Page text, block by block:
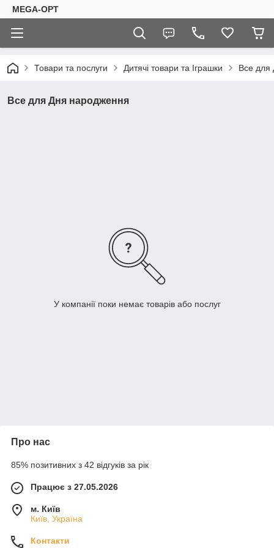
MEGA-OPT
Товари та послуги Дитячі товари та Іграшки Все для
Все для Дня народження
У компанії поки немає товарів або послуг
Про нас
85% позитивних з 42 відгуків за рік
Працює з 27.05.2026
м. Київ
Київ, Україна
Контакти